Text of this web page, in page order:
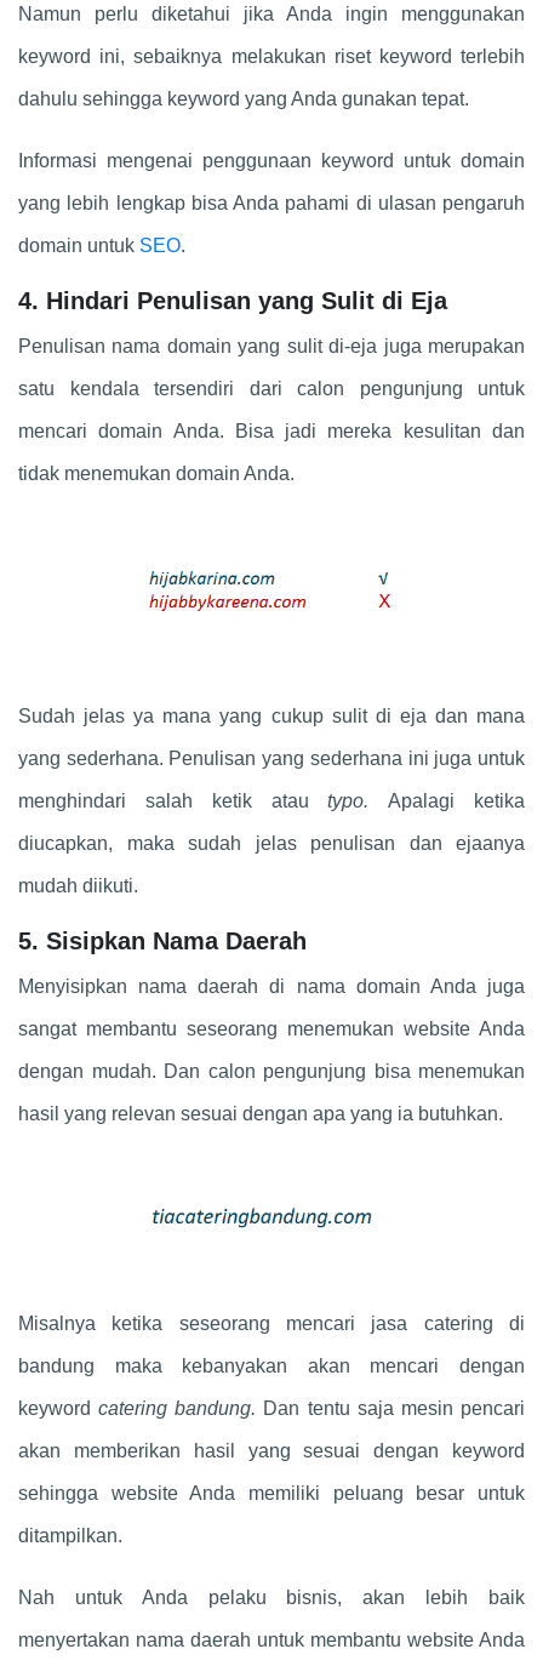
Namun perlu diketahui jika Anda ingin menggunakan
keyword ini, sebaiknya melakukan riset keyword terlebih
dahulu sehingga keyword yang Anda gunakan tepat.
Informasi mengenai penggunaan keyword untuk domain
yang lebih lengkap bisa Anda pahami di ulasan pengaruh
domain untuk SEO.
4. Hindari Penulisan yang Sulit di Eja
Penulisan nama domain yang sulit di-eja juga merupakan
satu kendala tersendiri dari calon pengunjung untuk
mencari domain Anda. Bisa jadi mereka kesulitan dan
tidak menemukan domain Anda.
Sudah jelas ya mana yang cukup sulit di eja dan mana
yang sederhana. Penulisan yang sederhana ini juga untuk
menghindari salah ketik atautypo.Apalagi ketika
diucapkan, maka sudah jelas penulisan dan ejaanya
mudah diikuti.
5. Sisipkan Nama Daerah
Menyisipkan nama daerah di nama domain Anda juga
sangat membantu seseorang menemukan website Anda
dengan mudah. Dan calon pengunjung bisa menemukan
hasil yang relevan sesuai dengan apa yang ia butuhkan.
Misalnya ketika seseorang mencari jasa catering di
bandung maka kebanyakan akan mencari dengan
keywordcatering bandung. Dan tentu saja mesin pencari
akan memberikan hasil yang sesuai dengan keyword
sehingga website Anda memiliki peluang besar untuk
ditampilkan.
Nah untuk Anda pelaku bisnis, akan lebih baik
menyertakan nama daerah untuk membantu website Anda